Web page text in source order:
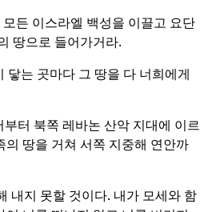
든 이스라엘 백성을 이끌고 요단
땅으로 들어가거라.
닿는 곳마다 그 땅을 다 너희에게
터 북쪽 레바논 산악 지대에 이르
땅을 거쳐 서쪽 지중해 연안까
내지 못할 것이다. 내가 모세와 함